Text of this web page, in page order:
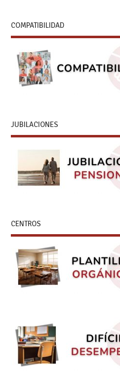
COMPATIBILIDAD
JUBILACIONES
CENTROS